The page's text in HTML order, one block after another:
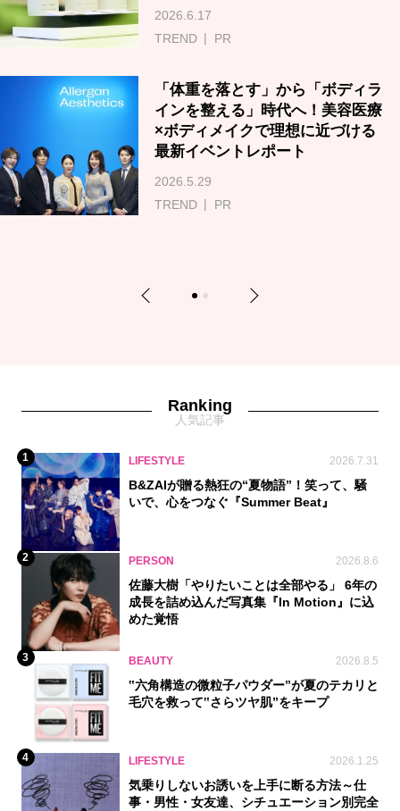
2026.6.17
TREND
PR
「体重を落とす」から「ボディラ
インを整える」時代へ！美容医療
×ボディメイクで理想に近づける
最新イベントレポート
2026.5.29
TREND
PR
Previous 1 2 Next
Ranking
人気記事
1 LIFESTYLE 2026.7.31
B&ZAIが贈る熱狂の“夏物語”！笑って、騒
いで、心をつなぐ『Summer Beat』
2 PERSON 2026.8.6
佐藤大樹「やりたいことは全部やる」 6年の
成長を詰め込んだ写真集『In Motion』に込
めた覚悟
3 BEAUTY 2026.8.5
‟六角構造の微粒子パウダー”が夏のテカリと
毛穴を救って‟さらツヤ肌”をキープ
4 LIFESTYLE 2026.1.25
気乗りしないお誘いを上手に断る方法～仕
事・男性・女友達、シチュエーション別完全